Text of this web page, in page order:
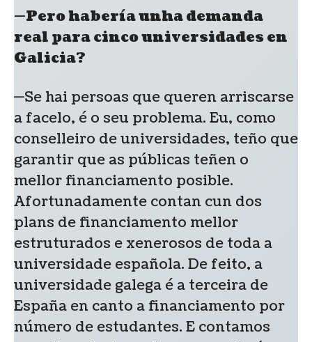
—Pero habería unha demanda
real para cinco universidades en
Galicia?
—Se hai persoas que queren arriscarse
a facelo, é o seu problema. Eu, como
conselleiro de universidades, teño que
garantir que as públicas teñen o
mellor financiamento posible.
Afortunadamente contan cun dos
plans de financiamento mellor
estruturados e xenerosos de toda a
universidade española. De feito, a
universidade galega é a terceira de
España en canto a financiamento por
número de estudantes. E contamos